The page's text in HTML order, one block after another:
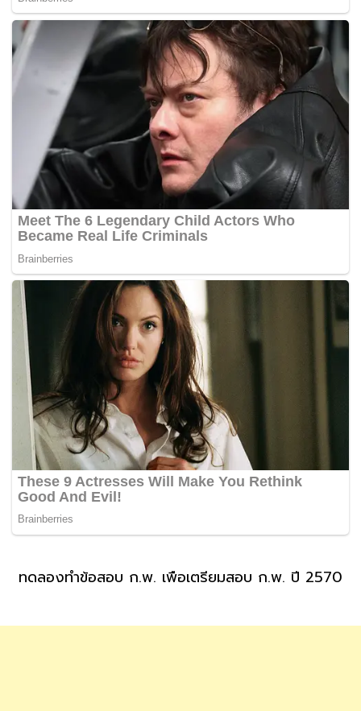
ทดลองทำข้อสอบ ก.พ. เพื่อเตรียมสอบ ก.พ. ปี 2570